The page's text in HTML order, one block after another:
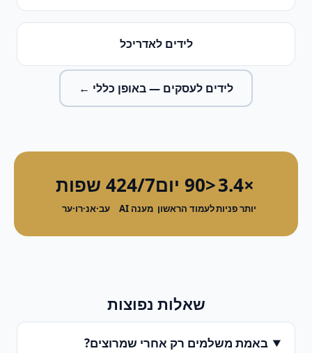
לידים לאדריכל
לידים לעסקים — באופן כללי ←
×3.4
יותר פניות
<90 יום
לעמוד הראשון
24/7
מענה AI
4 שפות
עב·אנ·רו·ער
שאלות נפוצות
באמת משלמים רק אחרי שמרוצים?